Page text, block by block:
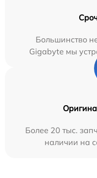
Большинство
Gigabyte мы
Более 20 тыс.
наличии на